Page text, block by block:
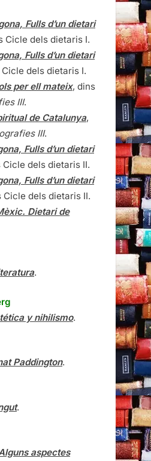
Fulls d’un dietari
Cicle dels dietaris I.
Fulls d’un dietari
dels dietaris I.
per ell mateix, dins
III.
de Catalunya,
III.
Fulls d’un dietari
Cicle dels dietaris II.
Fulls d’un dietari
Cicle dels dietaris II.
Dietari de
.
y nihilismo.
Paddington.
.
aspectes